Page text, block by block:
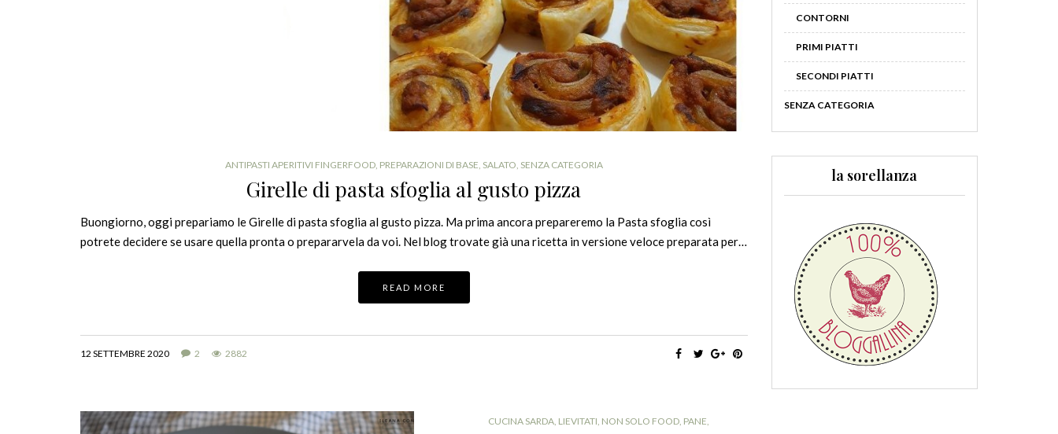
ANTIPASTI APERITIVI FINGERFOOD, PREPARAZIONI DI BASE, SALATO, SENZA CATEGORIA
Girelle di pasta sfoglia al gusto pizza
Buongiorno, oggi prepariamo le Girelle di pasta sfoglia al gusto pizza. Ma prima ancora prepareremo la Pasta sfoglia così
potrete decidere se usare quella pronta o prepararvela da voi. Nel blog trovate già una ricetta in versione veloce preparata per…
READ MORE
12 SETTEMBRE 2020 2 2882
CUCINA SARDA, LIEVITATI, NON SOLO FOOD, PANE,
CONTORNI
PRIMI PIATTI
SECONDI PIATTI
SENZA CATEGORIA
la sorellanza